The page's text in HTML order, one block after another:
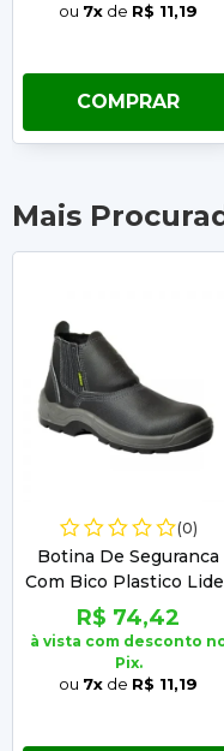
ou 7x de R$ 11,19
COMPRAR
Mais
(0)
Botina De Seguranca
Com Bico Plastico
CA 29391 Cartom
R$ 74,42
à vista com desconto
Pix.
ou 7x de R$ 11,19